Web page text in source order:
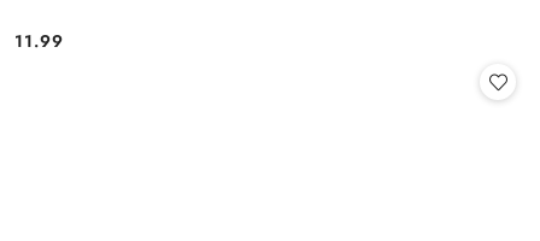
Cena:
11.99